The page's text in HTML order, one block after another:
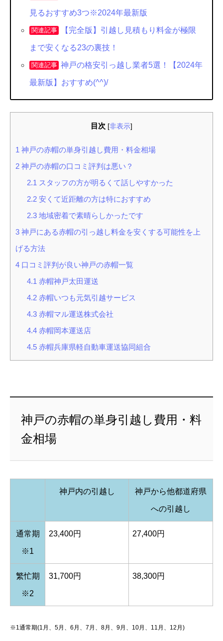
見るおすすめ3つ※2024年最新版
関連記事 【完全版】引越し見積もり料金が極限
まで安くなる23の裏技！
関連記事 神戸の格安引っ越し業者5選！【2024年
最新版】おすすめ(^^)/
目次 [非表示]
1 神戸の赤帽の単身引越し費用・料金相場
2 神戸の赤帽の口コミ評判は悪い？
2.1 スタッフの方が明るくて話しやすかった
2.2安くて近距離の方は特におすすめ
2.3地域密着で素晴らしかったです
3 神戸にある赤帽の引っ越し料金を安くする可能性を上
げる方法
4 口コミ評判が良い神戸の赤帽一覧
4.1 赤帽神戸太田運送
4.2赤帽いつも元気引越サービス
4.3赤帽マル運送株式会社
4.4赤帽岡本運送店
4.5赤帽兵庫県軽自動車運送協同組合
神戸の赤帽の単身引越し費用・料
金相場
神戸内の引越し 神戸から他都道府県
への引越し
通常期
※1
23,400円 27,400円
繁忙期
※2
31,700円 38,300円
※1通常期(1月、5月、6月、7月、8月、9月、10月、11月、12月)